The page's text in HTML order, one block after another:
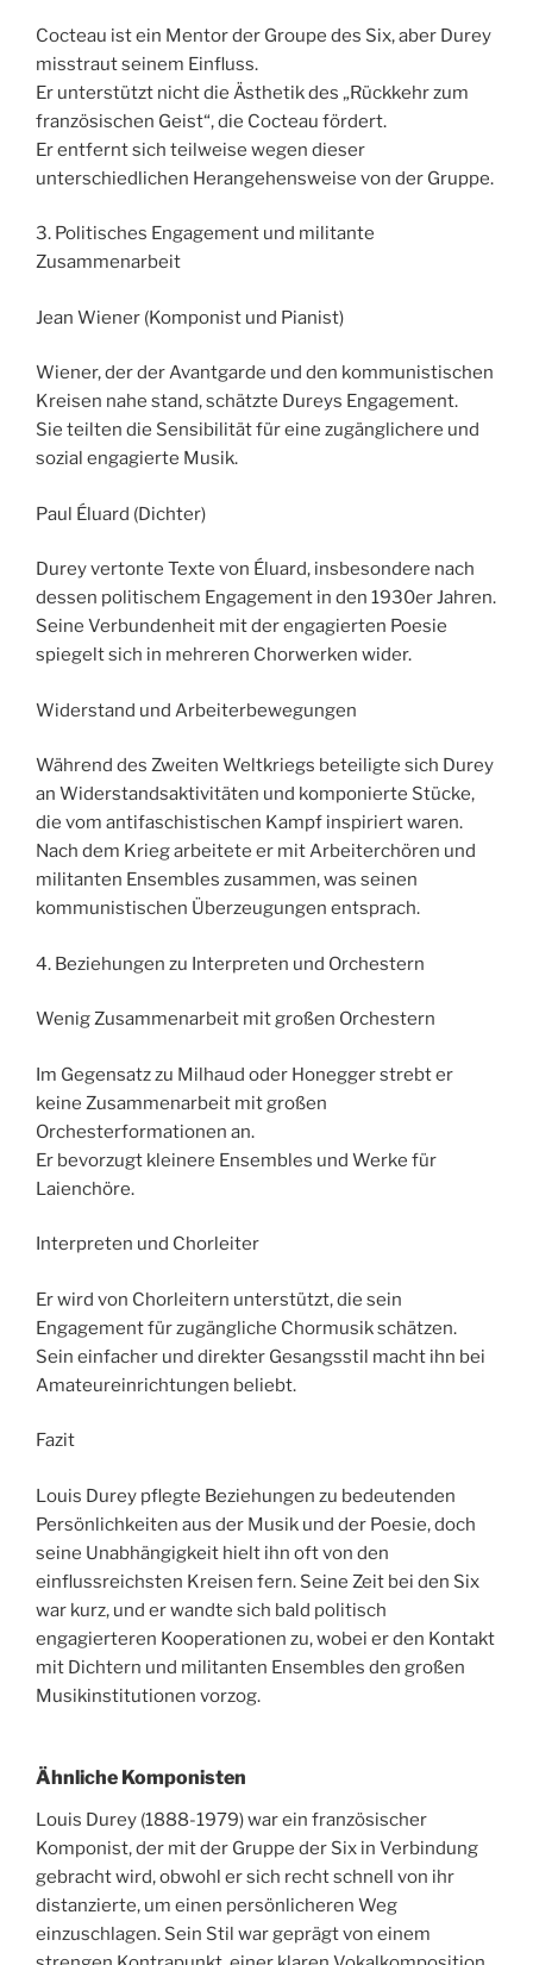
Cocteau ist ein Mentor der Groupe des Six, aber Durey
misstraut seinem Einfluss.
Er unterstützt nicht die Ästhetik des „Rückkehr zum
französischen Geist“, die Cocteau fördert.
Er entfernt sich teilweise wegen dieser
unterschiedlichen Herangehensweise von der Gruppe.
3. Politisches Engagement und militante
Zusammenarbeit
Jean Wiener (Komponist und Pianist)
Wiener, der der Avantgarde und den kommunistischen
Kreisen nahe stand, schätzte Dureys Engagement.
Sie teilten die Sensibilität für eine zugänglichere und
sozial engagierte Musik.
Paul Éluard (Dichter)
Durey vertonte Texte von Éluard, insbesondere nach
dessen politischem Engagement in den 1930er Jahren.
Seine Verbundenheit mit der engagierten Poesie
spiegelt sich in mehreren Chorwerken wider.
Widerstand und Arbeiterbewegungen
Während des Zweiten Weltkriegs beteiligte sich Durey
an Widerstandsaktivitäten und komponierte Stücke,
die vom antifaschistischen Kampf inspiriert waren.
Nach dem Krieg arbeitete er mit Arbeiterchören und
militanten Ensembles zusammen, was seinen
kommunistischen Überzeugungen entsprach.
4. Beziehungen zu Interpreten und Orchestern
Wenig Zusammenarbeit mit großen Orchestern
Im Gegensatz zu Milhaud oder Honegger strebt er
keine Zusammenarbeit mit großen
Orchesterformationen an.
Er bevorzugt kleinere Ensembles und Werke für
Laienchöre.
Interpreten und Chorleiter
Er wird von Chorleitern unterstützt, die sein
Engagement für zugängliche Chormusik schätzen.
Sein einfacher und direkter Gesangsstil macht ihn bei
Amateureinrichtungen beliebt.
Fazit
Louis Durey pflegte Beziehungen zu bedeutenden
Persönlichkeiten aus der Musik und der Poesie, doch
seine Unabhängigkeit hielt ihn oft von den
einflussreichsten Kreisen fern. Seine Zeit bei den Six
war kurz, und er wandte sich bald politisch
engagierteren Kooperationen zu, wobei er den Kontakt
mit Dichtern und militanten Ensembles den großen
Musikinstitutionen vorzog.
Ähnliche Komponisten
Louis Durey (1888-1979) war ein französischer
Komponist, der mit der Gruppe der Six in Verbindung
gebracht wird, obwohl er sich recht schnell von ihr
distanzierte, um einen persönlicheren Weg
einzuschlagen. Sein Stil war geprägt von einem